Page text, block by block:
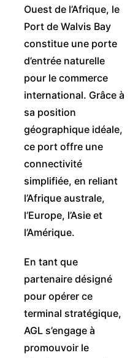
Ouest de l’Afrique, le
Port de Walvis Bay
constitue une porte
d’entrée naturelle
pour le commerce
international. Grâce à
sa position
géographique idéale,
ce port offre une
connectivité
simplifiée, en reliant
l’Afrique australe,
l’Europe, l’Asie et
l’Amérique.
En tant que
partenaire désigné
pour opérer ce
terminal stratégique,
AGL s’engage à
promouvoir le